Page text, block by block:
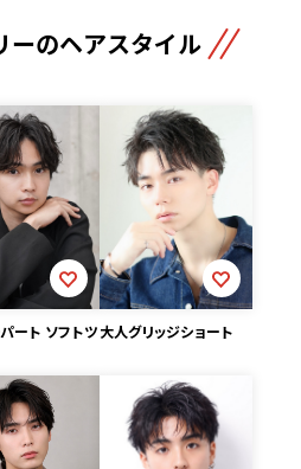
ーのヘアスタイル
ート ソフトツ大人グリッジショート